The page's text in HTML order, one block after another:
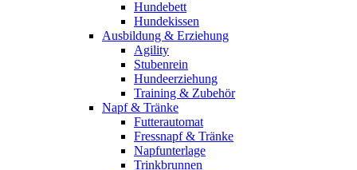
Hundebett
Hundekissen
Ausbildung & Erziehung
Agility
Stubenrein
Hundeerziehung
Training & Zubehör
Napf & Tränke
Futterautomat
Fressnapf & Tränke
Napfunterlage
Trinkbrunnen